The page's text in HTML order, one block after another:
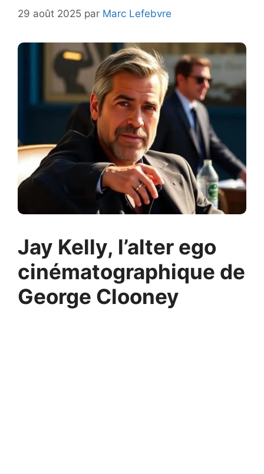
29 août 2025 par Marc Lefebvre
Jay Kelly, l’alter ego
cinématographique de
George Clooney